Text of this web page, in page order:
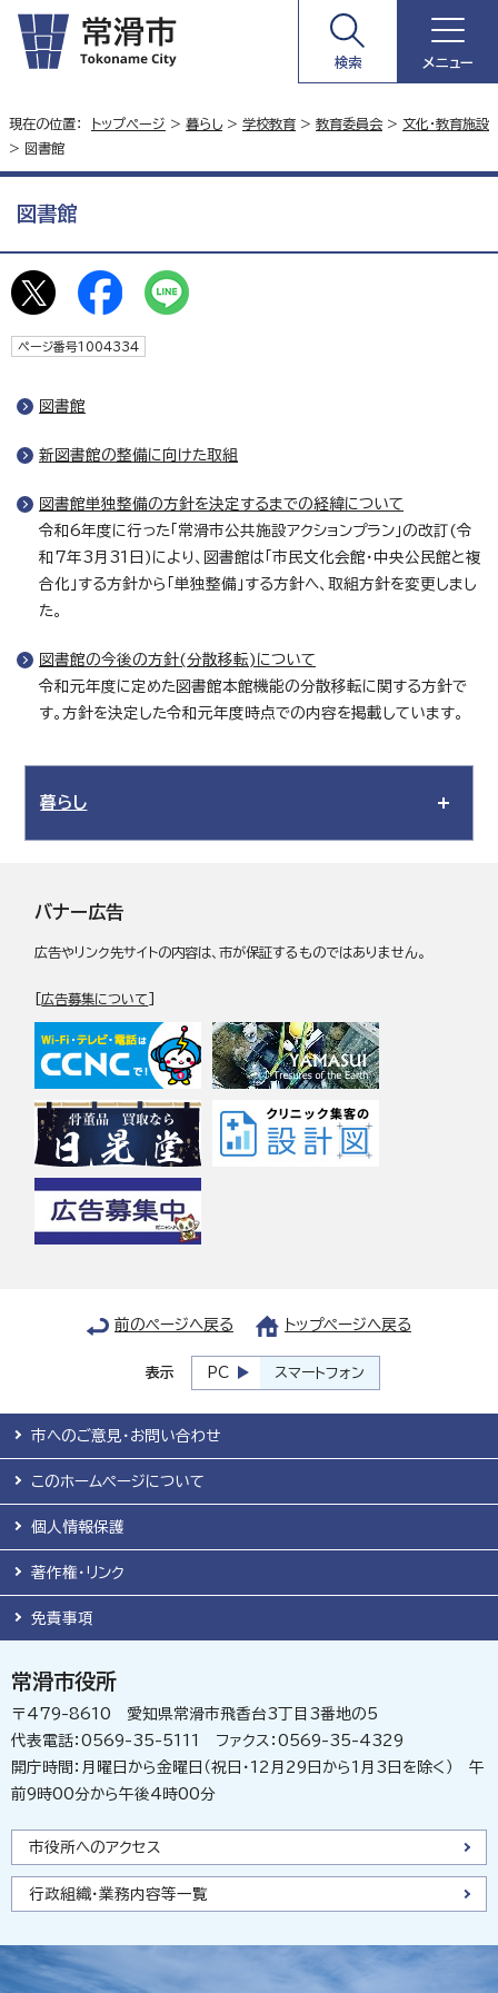
検索 メニュー
現在の位置： トップページ > 暮らし> 学校教育 > 教育委員会 > 文化・教育施設
> 図書館
図書館
ページ番号1004334
図書館
新図書館の整備に向けた取組
図書館単独整備の方針を決定するまでの経緯について
令和6年度に行った「常滑市公共施設アクションプラン」の改訂(令
和7年3月31日)により、図書館は「市民文化会館・中央公民館と複
合化」する方針から「単独整備」する方針へ、取組方針を変更しまし
た。
図書館の今後の方針(分散移転)について
令和元年度に定めた図書館本館機能の分散移転に関する方針で
す。方針を決定した令和元年度時点での内容を掲載しています。
暮らし
バナー広告
広告やリンク先サイトの内容は、市が保証するものではありません。
[広告募集について
前のページへ戻る トップページへ戻る
表示 PC スマートフォン
市へのご意見・お問い合わせ
このホームページについて
個人情報保護
著作権・リンク
免責事項
常滑市役所
〒479-8610 愛知県常滑市飛香台3丁目3番地の5
代表電話：0569-35-5111 ファクス：0569-35-4329
開庁時間：月曜日から金曜日（祝日・12月29日から1月3日を除く） 午
前9時00分から午後4時00分
市役所へのアクセス
行政組織・業務内容等一覧